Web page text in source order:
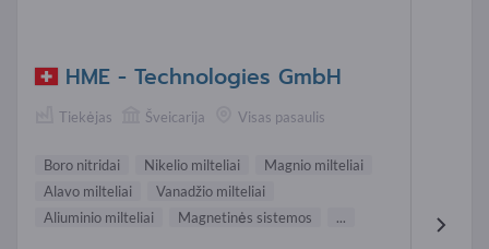
HME - Technologies GmbH
Tiekėjas Šveicarija Visas pasaulis
Boro nitridai Nikelio milteliai
Magnio milteliai
Alavo milteliai
Vanadžio milteliai
Aliuminio milteliai
Magnetinės sistemos ...